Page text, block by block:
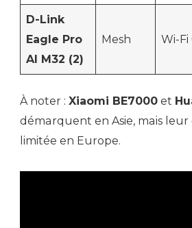
D-Link
Eagle Pro
AI M32 (2)
Mesh Wi-Fi
À noter : Xiaomi BE7000 et
démarquent en Asie, mais
limitée en Europe.